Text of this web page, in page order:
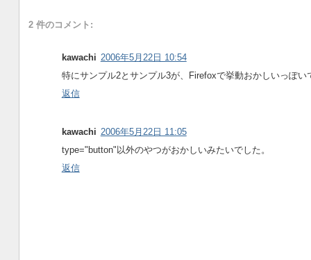
2 件のコメント:
kawachi 2006年5月22日 10:54
特にサンプル2とサンプル3が、Firefoxで挙動おかしいっぽい
返信
kawachi 2006年5月22日 11:05
type="button"以外のやつがおかしいみたいでした。
返信